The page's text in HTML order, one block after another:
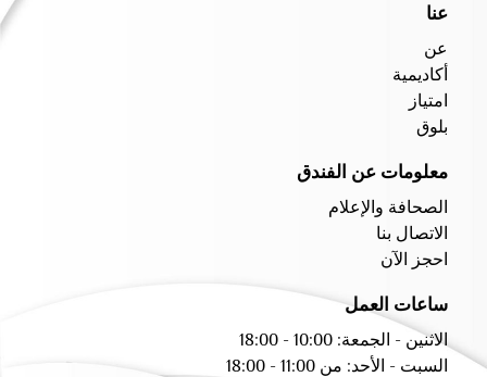
عنا
عن
أكاديمية
امتياز
بلوق
معلومات عن الفندق
الصحافة والإعلام
الاتصال بنا
احجز الآن
ساعات العمل
الاثنين - الجمعة: 10:00 - 18:00
السبت - الأحد: من 11:00 - 18:00